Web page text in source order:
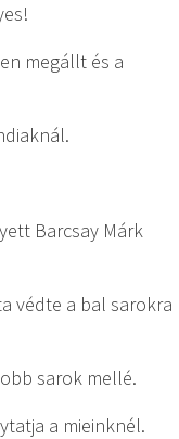
megállt és a
Barcsay Márk
védte a bal sarokra
sarok mellé.
a mieinknél.